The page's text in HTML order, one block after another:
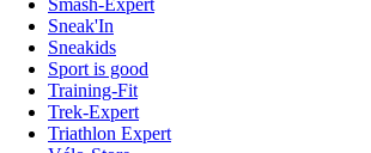
Smash-Expert
Sneak'In
Sneakids
Sport is good
Training-Fit
Trek-Expert
Triathlon Expert